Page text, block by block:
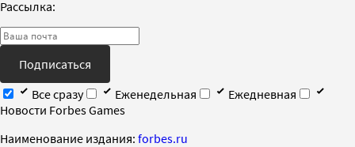
Рассылка:
Подписаться
Все сразу
Еженедельная
Ежедневная
Новости Forbes Games
Наименование издания: forbes.ru